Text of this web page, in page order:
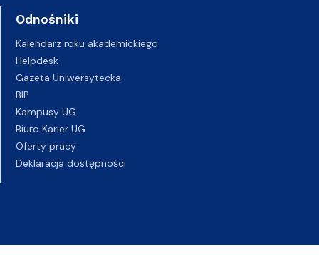
Odnośniki
Kalendarz roku akademickiego
Helpdesk
Gazeta Uniwersytecka
BIP
Kampusy UG
Biuro Karier UG
Oferty pracy
Deklaracja dostępności